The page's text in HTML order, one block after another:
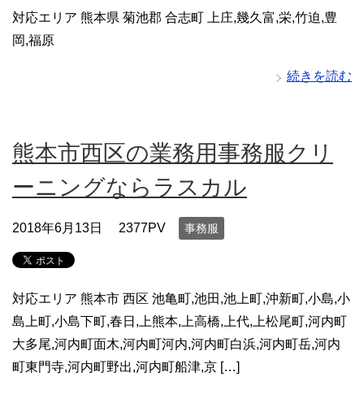
対応エリア 熊本県 菊池郡 合志町 上庄,幾久富,栄,竹迫,豊
岡,福原
続きを読む
熊本市西区の業務用事務服クリ
ーニングならラスカル
2018年6月13日 2377PV 事務服
対応エリア 熊本市 西区 池亀町,池田,池上町,沖新町,小島,小
島上町,小島下町,春日,上熊本,上高橋,上代,上松尾町,河内町
大多尾,河内町面木,河内町河内,河内町白浜,河内町岳,河内
町東門寺,河内町野出,河内町船津,京 […]